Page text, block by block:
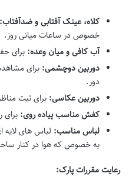
کلاه، عینک آفتابی و ضدآفتاب:
خصوص در ساعات میانی روز.
آب کافی و میان وعده: برای
دوربین دوچشمی: برای
دور.
دوربین عکاسی: برای ثبت
کفش مناسب پیاده روی: برای
لباس مناسب: لباس های لایه
به خصوص که هوا در کنار
رعایت مقررات پارک: